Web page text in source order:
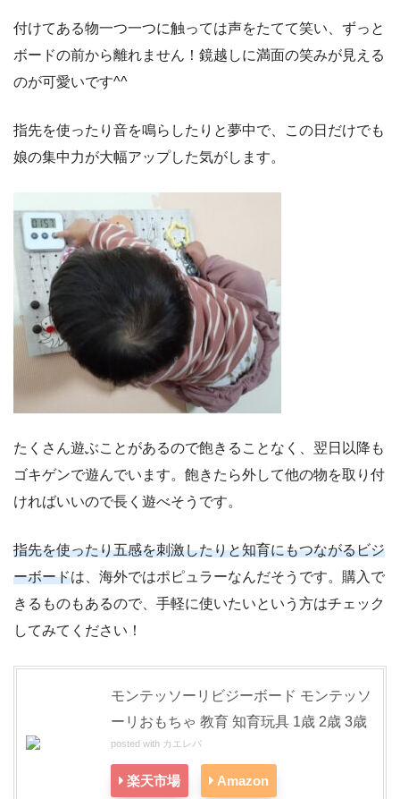
付けてある物一つ一つに触っては声をたてて笑い、ずっと
ボードの前から離れません！鏡越しに満面の笑みが見える
のが可愛いです^^
指先を使ったり音を鳴らしたりと夢中で、この日だけでも
娘の集中力が大幅アップした気がします。
たくさん遊ぶことがあるので飽きることなく、翌日以降も
ゴキゲンで遊んでいます。飽きたら外して他の物を取り付
ければいいので長く遊べそうです。
指先を使ったり五感を刺激したりと知育にもつながるビジ
ーボードは、海外ではポピュラーなんだそうです。購入で
きるものもあるので、手軽に使いたいという方はチェック
してみてください！
モンテッソーリビジーボード モンテッソ
ーリおもちゃ 教育 知育玩具 1歳 2歳 3歳
posted with カエレバ
楽天市場 Amazon